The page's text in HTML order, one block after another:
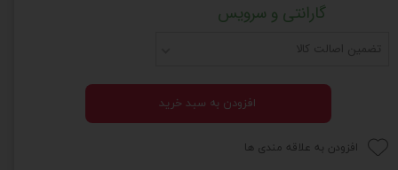
گارانتی و سرویس
تضمین اصالت کالا
افزودن به سبد خرید
افزودن به علاقه مندی ها